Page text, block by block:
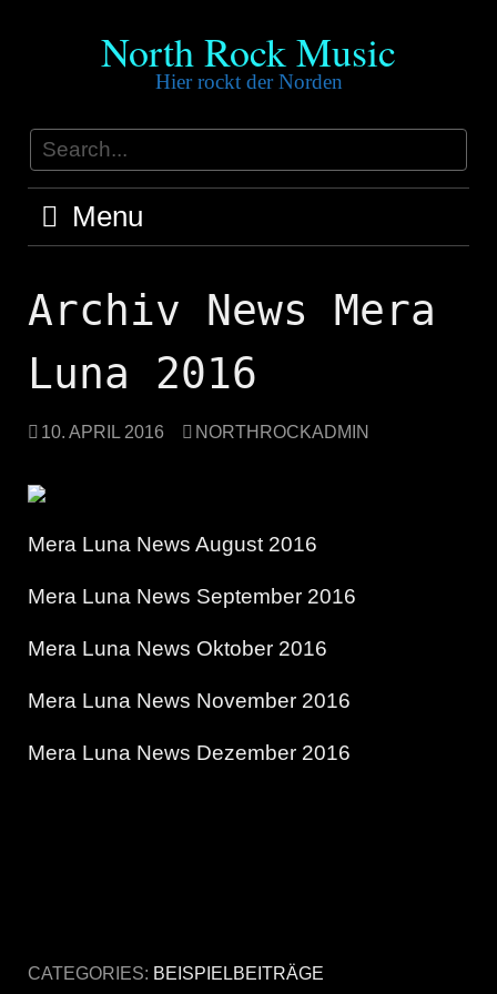
North Rock Music
Hier rockt der Norden
Menu
Archiv News Mera
Luna 2016
10. APRIL 2016 NORTHROCKADMIN
Mera Luna News August 2016
Mera Luna News September 2016
Mera Luna News Oktober 2016
Mera Luna News November 2016
Mera Luna News Dezember 2016
CATEGORIES: BEISPIELBEITRÄGE